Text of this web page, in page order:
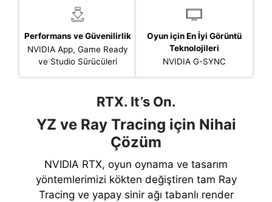
Performans ve Güvenilirlik
NVIDIA App, Game Ready
ve Studio Sürücüleri
Oyun için En İyi Görüntü
Teknolojileri
NVIDIA G-SYNC
RTX. It’s On.
YZ ve Ray Tracing için Nihai
Çözüm
NVIDIA RTX, oyun oynama ve tasarım
yöntemlerimizi kökten değiştiren tam Ray
Tracing ve yapay sinir ağı tabanlı render